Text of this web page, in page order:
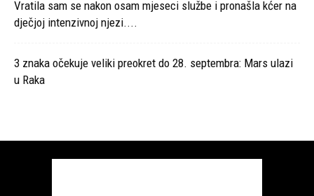
Vratila sam se nakon osam mjeseci službe i pronašla kćer na
dječjoj intenzivnoj njezi....
3 znaka očekuje veliki preokret do 28. septembra: Mars ulazi
u Raka